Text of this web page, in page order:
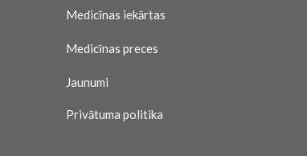
Medicīnas iekārtas
Medicīnas preces
Jaunumi
Privātuma politika